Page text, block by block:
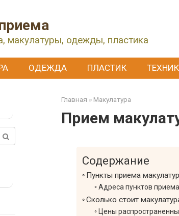
макулатуры, одежды, пластика
ОДЕЖДА ПЛАСТИК
Главная » Макулатура
Прием
Содержание
Пункты приема
Адреса пунктов
Сколько стоит
Цены